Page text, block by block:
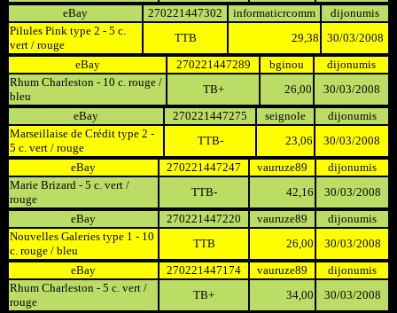
eBay
270221447302 informaticrcomm
dijonumis
Pilules Pink type 2 - 5 c.
vert / rouge
TTB 29,38
30/03/2008
eBay
270221447289 bginou
dijonumis
Rhum Charleston - 10 c. rouge /
bleu
TB+ 26,00
30/03/2008
eBay
270221447275 seignole
dijonumis
Marseillaise de Crédit type 2 -
5 c. vert / rouge
TTB- 23,06
30/03/2008
eBay
270221447247 vauruze89
dijonumis
Marie Brizard - 5 c. vert /
rouge
TTB- 42,16
30/03/2008
eBay
270221447220 vauruze89
dijonumis
Nouvelles Galeries type 1 - 10
c. rouge / bleu
TTB 26,00
30/03/2008
eBay
270221447174 vauruze89
dijonumis
Rhum Charleston - 5 c. vert /
rouge
TB+ 34,00 30/03/2008